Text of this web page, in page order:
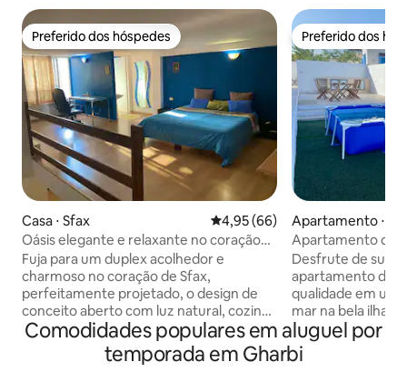
Preferido dos hóspedes
Preferido dos hóspedes
Casa ⋅ Sfax 4,95 de uma avaliação média
4,95 (66)
Oásis elegante e relaxante no coração
de Sfax
Fuja para um duplex acolhedor e
charmoso no coração de Sfax,
perfeitamente projetado, o design de
conceito aberto com luz natural, cozinha
totalmente equipada fornece tudo o
que você precisa para preparar
refeições e desfrutá-las na área de
Preferido dos
Preferido dos
Apartamento de
Kerkennah
Desfrute de suas
apartamento de
qualidade em
mar na bela ilha de
quartos • Sala de estar moderna com ar-
condicionado • Cozinha completa
equipada • Terraço grande com área de
Comodidades populares em aluguel por
temporada em Gharbi